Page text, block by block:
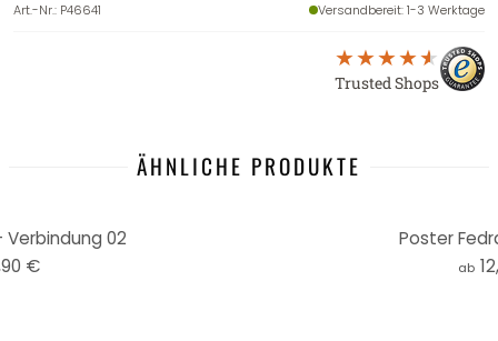
Art.-Nr.: P46641 Versandbereit: 1-3 Werktage
Trusted Shops
ÄHNLICHE PRODUKTE
02
€
Poster
ab